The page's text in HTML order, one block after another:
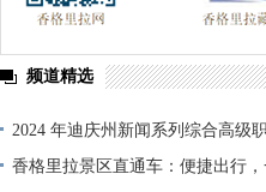
频道精选
2024 年迪庆州新闻系列综合高级
单公示
香格里拉景区直通车：便捷出行